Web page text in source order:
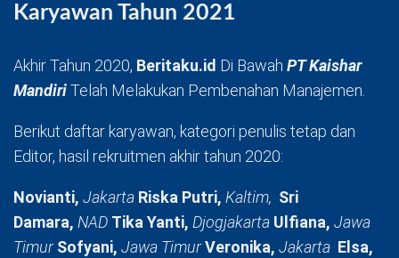
Karyawan Tahun 2021
Akhir Tahun 2020, Beritaku.id Di Bawah PT Kaishar
MandiriTelah Melakukan Pembenahan Manajemen.
Berikut daftar karyawan, kategori penulis tetap dan
Editor, hasil rekruitmen akhir tahun 2020:
Novianti, Jakarta Riska Putri, Kaltim, Sri
Damara, NAD Tika Yanti, Djogjakarta Ulfiana, Jawa
TimurSofyani, Jawa TimurVeronika, Jakarta Elsa,